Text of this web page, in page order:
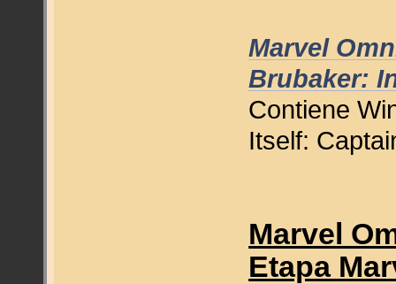
Marvel
Brubaker:
Contiene
Itself:
Marvel
Etapa